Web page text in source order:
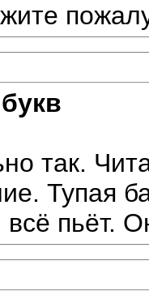
так.
Тупая
пьёт.